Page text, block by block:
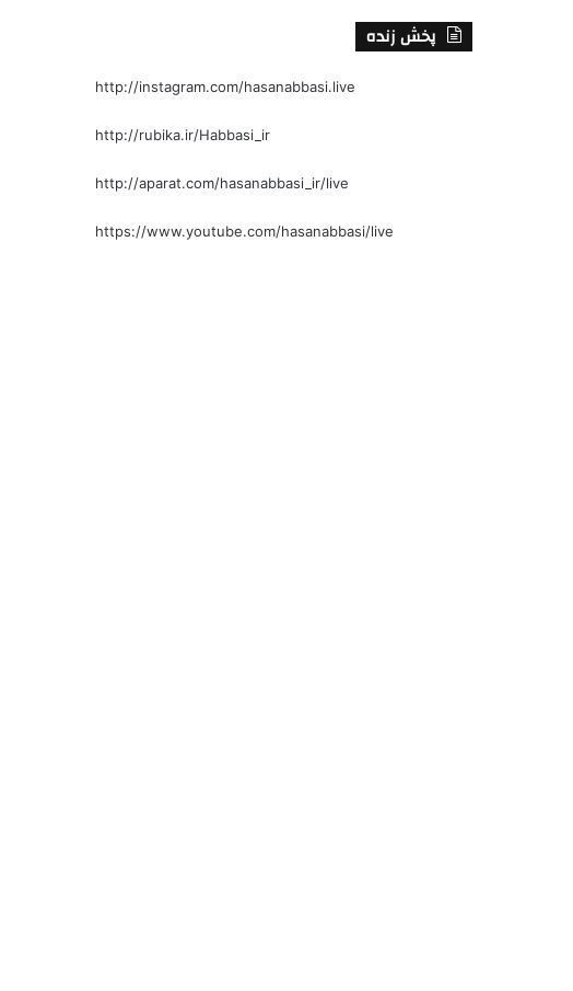
پخش زنده
http://instagram.com/hasanabbasi.live
http://rubika.ir/Habbasi_ir
http://aparat.com/hasanabbasi_ir/live
https://www.youtube.com/hasanabbasi/live